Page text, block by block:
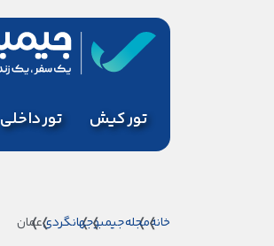
تور کیش تور داخلی
خانهمجله جیمبوجهانگردیعمان